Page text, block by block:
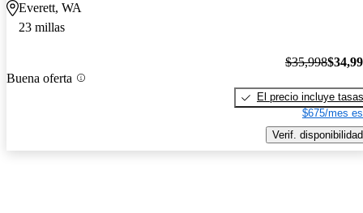
Everett, WA
23 millas
Buena oferta
$35,998
El precio incluye tasas
$675/mes
Verif. disponibilidad